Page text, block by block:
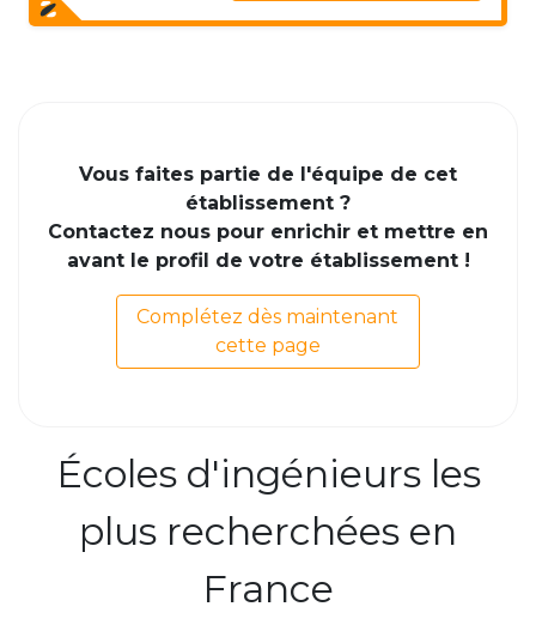
Vous faites partie de l'équipe de cet
établissement ?
Contactez nous pour enrichir et mettre en
avant le profil de votre établissement !
Complétez dès maintenant
cette page
Écoles d'ingénieurs les
plus recherchées en
France